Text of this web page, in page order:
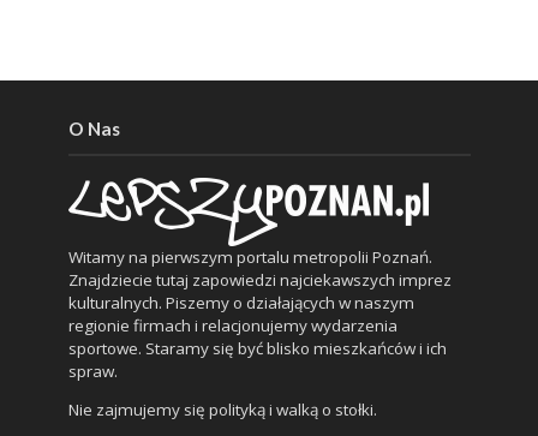
O Nas
Witamy na pierwszym portalu metropolii Poznań.
Znajdziecie tutaj zapowiedzi najciekawszych imprez
kulturalnych. Piszemy o działających w naszym
regionie firmach i relacjonujemy wydarzenia
sportowe. Staramy się być blisko mieszkańców i ich
spraw.
Nie zajmujemy się polityką i walką o stołki.